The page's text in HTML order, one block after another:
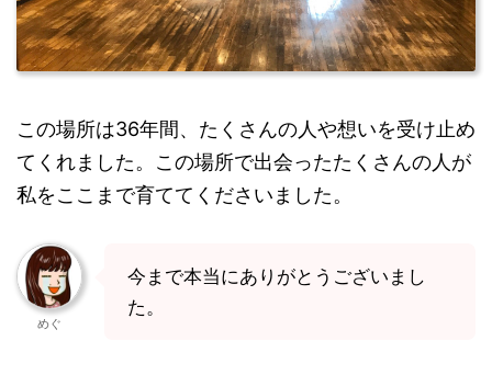
この場所は36年間、たくさんの人や想いを受け止め
てくれました。この場所で出会ったたくさんの人が
私をここまで育ててくださいました。
めぐ
今まで本当にありがとうございまし
た。